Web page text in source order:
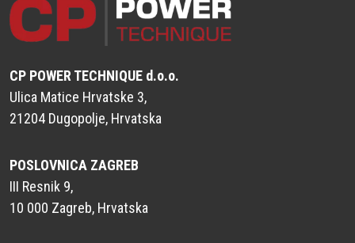
CP POWER TECHNIQUE d.o.o.
Ulica Matice Hrvatske 3,
21204 Dugopolje, Hrvatska
POSLOVNICA ZAGREB
III Resnik 9,
10 000 Zagreb, Hrvatska